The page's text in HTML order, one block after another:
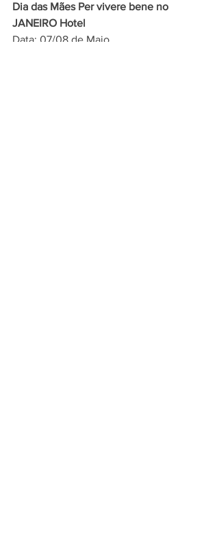
Dia das Mães Per vivere bene no
JANEIRO Hotel
Data: 07/08 de Maio